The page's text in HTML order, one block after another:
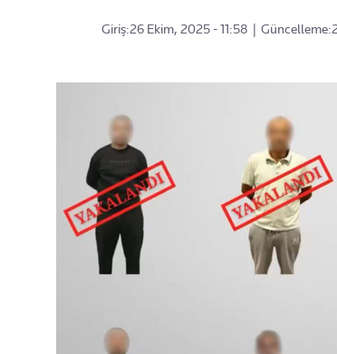
Giriş:26 Ekim, 2025 - 11:58 Güncelleme: